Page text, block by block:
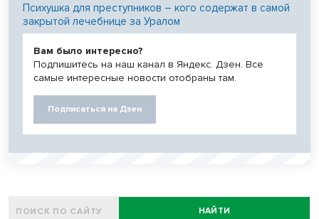
Психушка для преступников – кого содержат в самой
закрытой лечебнице за Уралом
Вам было интересно?
Подпишитесь на наш канал в Яндекс. Дзен. Все
самые интересные новости отобраны там.
Подписаться на Дзен
НАЙТИ